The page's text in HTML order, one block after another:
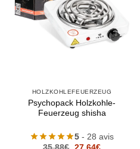
HOLZKOHLEFEUERZEUG
Psychopack Holzkohle-
Feuerzeug shisha
5 - 28 avis
Le
Le